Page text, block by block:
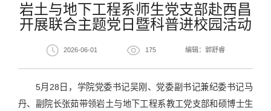
岩土与地下工程系师生党支部赴西昌
开展联合主题党日暨科普进校园活动
2026-06-01 175 编辑：郭舒睿
5月28日，学院党委书记吴刚、党委副书记兼纪委书记马
丹、副院长张茹带领岩土与地下工程系教工党支部和硕博士生